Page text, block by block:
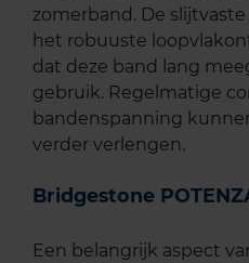
zomerband. De
het robuuste
dat deze band lang
gebruik. Regelmatige
bandenspanning
verder verlengen.
Bridgestone
Een belangrijk aspect